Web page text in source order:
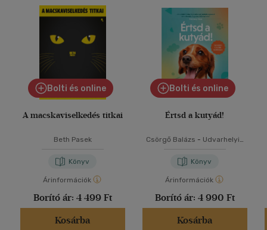
Bolti és online
A macskaviselkedés titkai
Beth Pasek
Könyv
Árinformációk
Borító ár: 4 499 Ft
Kosárba
Bolti és online
Értsd a kutyád!
Csörgő Balázs - Udvarhelyi-
Könyv
Árinformációk
Borító ár: 4 990 Ft
Kosárba